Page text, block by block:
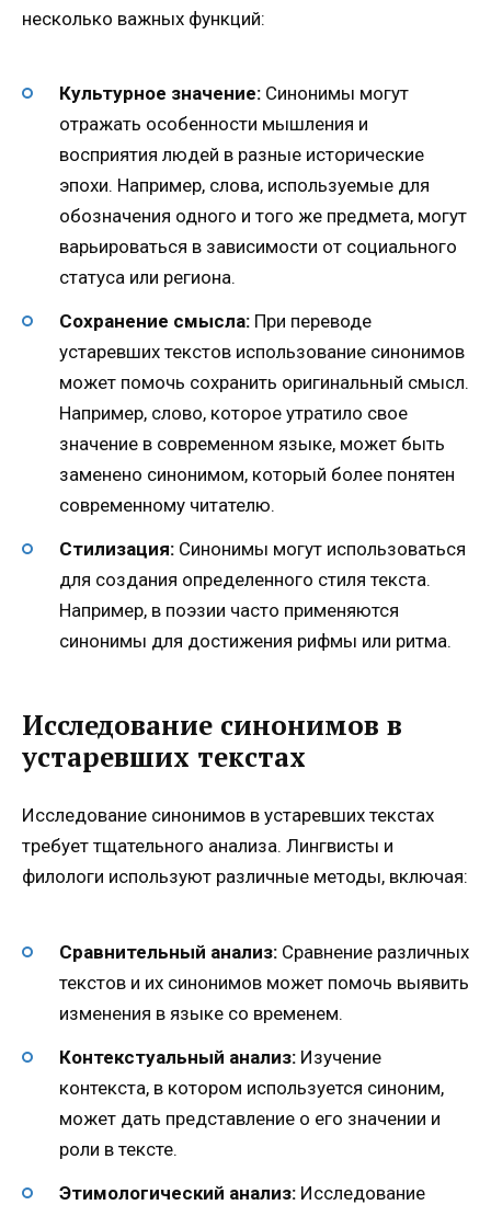
несколько важных функций:
Культурное значение: Синонимы могут
отражать особенности мышления и
восприятия людей в разные исторические
эпохи. Например, слова, используемые для
обозначения одного и того же предмета, могут
варьироваться в зависимости от социального
статуса или региона.
Сохранение смысла: При переводе
устаревших текстов использование синонимов
может помочь сохранить оригинальный смысл.
Например, слово, которое утратило свое
значение в современном языке, может быть
заменено синонимом, который более понятен
современному читателю.
Стилизация: Синонимы могут использоваться
для создания определенного стиля текста.
Например, в поэзии часто применяются
синонимы для достижения рифмы или ритма.
Исследование синонимов в
устаревших текстах
Исследование синонимов в устаревших текстах
требует тщательного анализа. Лингвисты и
филологи используют различные методы, включая:
Сравнительный анализ: Сравнение различных
текстов и их синонимов может помочь выявить
изменения в языке со временем.
Контекстуальный анализ: Изучение
контекста, в котором используется синоним,
может дать представление о его значении и
роли в тексте.
Этимологический анализ: Исследование